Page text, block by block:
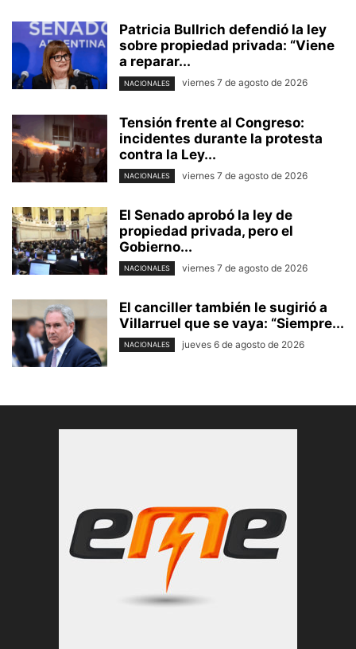
Patricia Bullrich defendió la ley
sobre propiedad privada: “Viene
a reparar...
NACIONALES viernes 7 de agosto de 2026
Tensión frente al Congreso:
incidentes durante la protesta
contra la Ley...
NACIONALES viernes 7 de agosto de 2026
El Senado aprobó la ley de
propiedad privada, pero el
Gobierno...
NACIONALES viernes 7 de agosto de 2026
El canciller también le sugirió a
Villarruel que se vaya: “Siempre...
NACIONALES jueves 6 de agosto de 2026